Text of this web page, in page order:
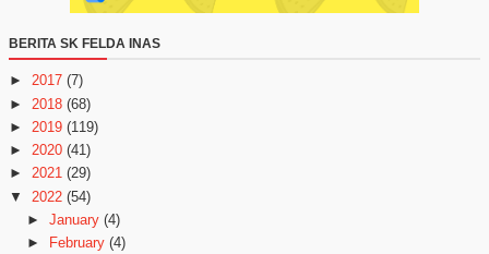
BERITA SK FELDA INAS
► 2017 (7)
► 2018 (68)
► 2019 (119)
► 2020 (41)
► 2021 (29)
▼
2022 (54)
► January (4)
►
February (4)